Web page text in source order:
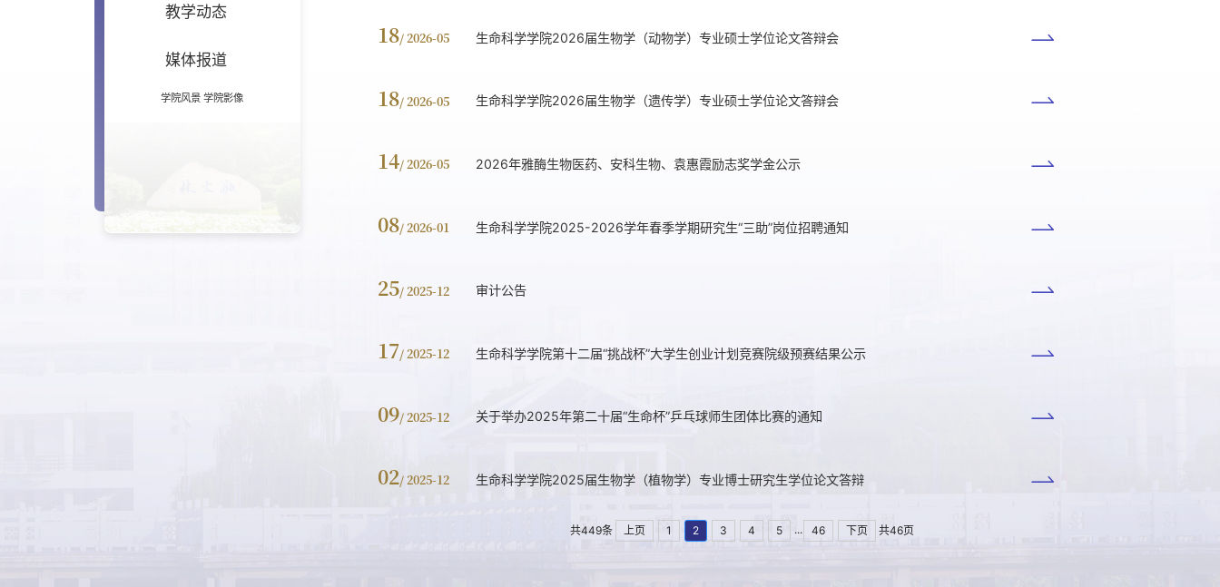
教学动态
媒体报道
学院风景 学院影像
18/ 2026-05 生命科学学院2026届生物学（动物学）专业硕士学位论文答辩会
18/ 2026-05 生命科学学院2026届生物学（遗传学）专业硕士学位论文答辩会
14/ 2026-05 2026年雅酶生物医药、安科生物、袁惠霞励志奖学金公示
08/ 2026-01 生命科学学院2025-2026学年春季学期研究生“三助”岗位招聘通知
25/ 2025-12 审计公告
17/ 2025-12 生命科学学院第十二届“挑战杯”大学生创业计划竞赛院级预赛结果公示
09/ 2025-12 关于举办2025年第二十届“生命杯”乒乓球师生团体比赛的通知
02/ 2025-12 生命科学学院2025届生物学（植物学）专业博士研究生学位论文答辩
共449条 上页 1 2 3 4 5 ... 46 下页 共46页